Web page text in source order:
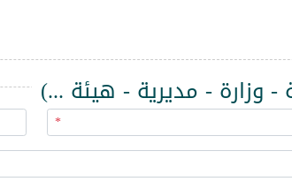
- مديرية - هيئة ...)
*